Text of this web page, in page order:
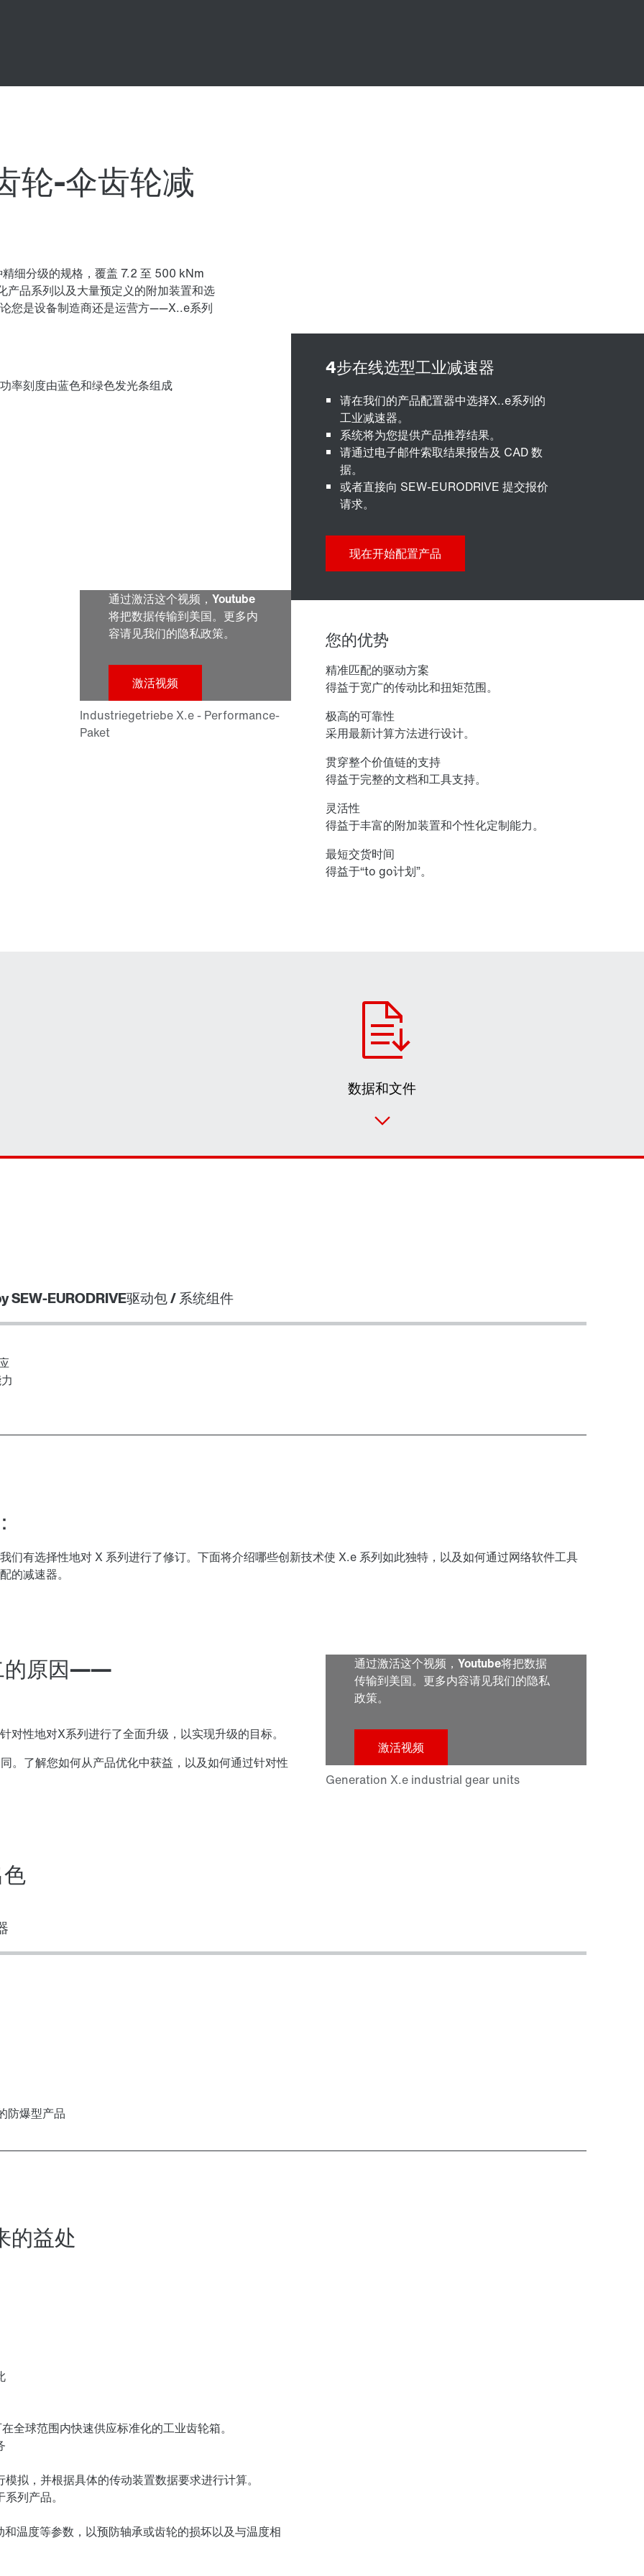
轮-伞齿轮减
细分级的规格，覆盖 7.2 至 500 kNm
品系列以及大量预定义的附加装置和选
您是设备制造商还是运营方——X..e系列
通过激活这个视频，Youtube
将把数据传输到美国。更多内
容请见我们的隐私政策。
请在我们的产品配置器中选择X..e系列的
工业减速器。
系统将为您提供产品推荐结果。
请通过电子邮件索取结果报告及 CAD 数
据。
或者直接向 SEW-EURODRIVE 提交报价
请求。
现在开始配置产品
您的优势
精准匹配的驱动方案
得益于宽广的传动比和扭矩范围。
极高的可靠性
采用最新计算方法进行设计。
贯穿整个价值链的支持
得益于完整的文档和工具支持。
灵活性
得益于丰富的附加装置和个性化定制能力。
最短交货时间
得益于“to go计划”。
数据和文件
SEW-EURODRIVE驱动包 / 系统组件
们有选择性地对 X 系列进行了修订。下面将介绍哪些创新技术使 X.e 系列如此独特，以及如何通过网络软件工具
的减速器。
通过激活这个视频，Youtube将把数据
传输到美国。更多内容请见我们的隐私
政策。
的原因——
性地对X系列进行了全面升级，以实现升级的目标。
。了解您如何从产品优化中获益，以及如何通过针对性
防爆型产品
的益处
全球范围内快速供应标准化的工业齿轮箱。
拟，并根据具体的传动装置数据要求进行计算。
列产品。
温度等参数，以预防轴承或齿轮的损坏以及与温度相